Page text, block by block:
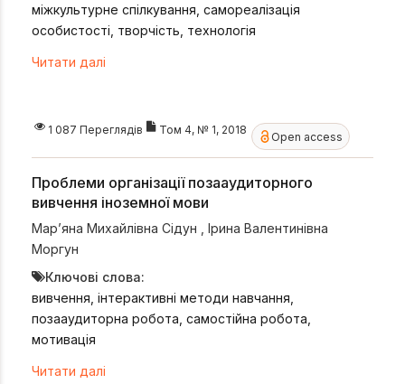
міжкультурне спілкування, самореалізація
особистості, творчість, технологія
Читати далі
1 087 Переглядів Том 4, № 1, 2018 Open access
Проблеми організації позааудиторного
вивчення іноземної мови
Мар’яна Михайлівна Сідун
Ірина Валентинівна
Моргун
Ключові слова:
вивчення, інтерактивні методи навчання,
позааудиторна робота, самостійна робота,
мотивація
Читати далі